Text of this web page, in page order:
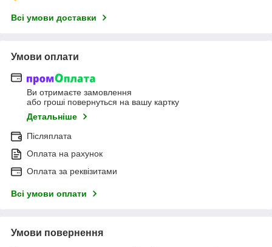
Всі умови доставки
Умови оплати
Ви отримаєте замовлення
або гроші повернуться на вашу картку
Детальніше
Післяплата
Оплата на рахунок
Оплата за реквізитами
Всі умови оплати
Умови повернення